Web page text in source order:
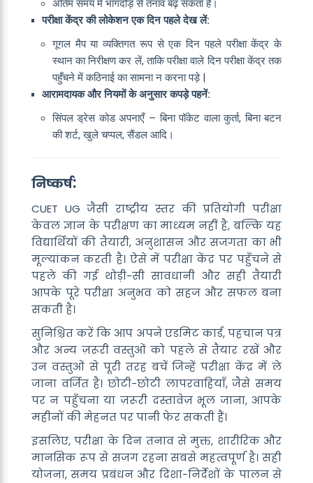
अंतिम समय में भागदौड़ से तनाव बढ़ सकता है।
परीक्षा केंद्र की लोकेशन एक दिन पहले देख लें:
गूगल मैप या व्यक्तिगत रूप से एक दिन पहले परीक्षा केंद्र के
स्थान का निरीक्षण कर लें, ताकि परीक्षा वाले दिन परीक्षा केंद्र तक
पहुँचने में कठिनाई का सामना न करना पड़े |
आरामदायक और नियमों के अनुसार कपड़े पहनें:
सिंपल ड्रेस कोड अपनाएँ – बिना पॉकेट वाला कुर्ता, बिना बटन
की शर्ट, खुले चप्पल, सैंडल आदि।
निष्कर्ष:
CUET UG जैसी राष्ट्रीय स्तर की प्रतियोगी परीक्षा
केवल ज्ञान के परीक्षण का माध्यम नहीं है, बल्कि यह
विद्यार्थियों की तैयारी, अनुशासन और सजगता का भी
मूल्यांकन करती है। ऐसे में परीक्षा केंद्र पर पहुँचने से
पहले की गई थोड़ी-सी सावधानी और सही तैयारी
आपके पूरे परीक्षा अनुभव को सहज और सफल बना
सकती है।
सुनिश्चित करें कि आप अपने एडमिट कार्ड, पहचान पत्र
और अन्य ज़रूरी वस्तुओं को पहले से तैयार रखें और
उन वस्तुओं से पूरी तरह बचें जिन्हें परीक्षा केंद्र में ले
जाना वर्जित है। छोटी-छोटी लापरवाहियाँ, जैसे समय
पर न पहुँचना या ज़रूरी दस्तावेज़ भूल जाना, आपके
महीनों की मेहनत पर पानी फेर सकती हैं।
इसलिए, परीक्षा के दिन तनाव से मुक्त, शारीरिक और
मानसिक रूप से सजग रहना सबसे महत्वपूर्ण है। सही
योजना, समय प्रबंधन और दिशा-निर्देशों के पालन से